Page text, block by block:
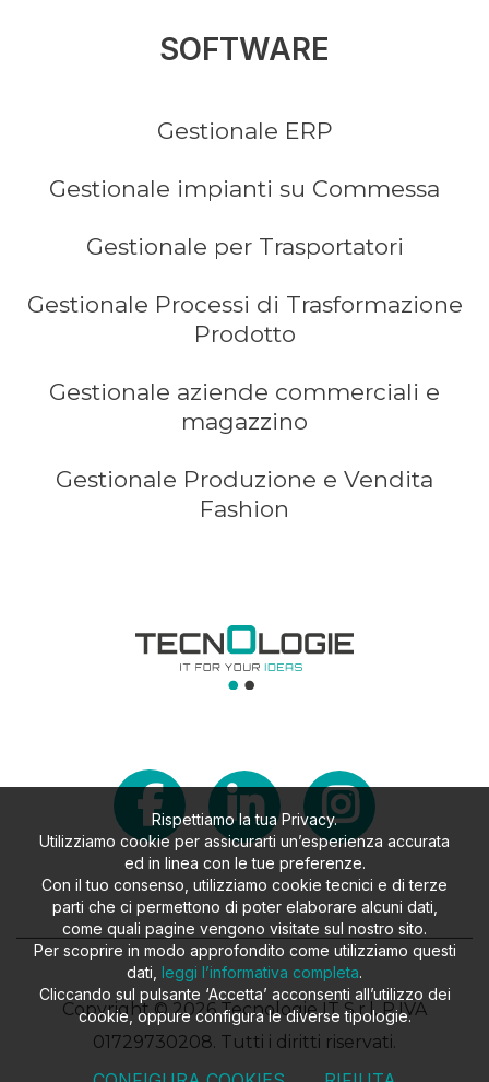
SOFTWARE
Gestionale ERP
Gestionale impianti su Commessa
Gestionale per Trasportatori
Gestionale Processi di Trasformazione
Prodotto
Gestionale aziende commerciali e
magazzino
Gestionale Produzione e Vendita
Fashion
Copyright © 2026 Tecnologie IT S.r.l. P.IVA
01729730208. Tutti i diritti riservati.
Rispettiamo la tua Privacy.
Utilizziamo cookie per assicurarti un’esperienza accurata
ed in linea con le tue preferenze.
Con il tuo consenso, utilizziamo cookie tecnici e di terze
parti che ci permettono di poter elaborare alcuni dati,
come quali pagine vengono visitate sul nostro sito.
Per scoprire in modo approfondito come utilizziamo questi
dati, leggi l’informativa completa.
Cliccando sul pulsante ‘Accetta’ acconsenti all’utilizzo dei
cookie, oppure configura le diverse tipologie.